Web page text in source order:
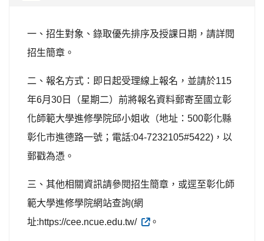
一、招生對象、錄取優先排序及授課日期，請詳閱
招生簡章。
二、報名方式：即日起受理線上報名，並請於115
年6月 30 日（星期二）前將報名資料郵寄至國立彰
化師範大學進修學院邱小姐收（地址： 500彰化縣
彰化市進德路一號；電話:04-7232105#5422) ，以
郵戳為憑。
三、其他相關資訊請參閱招生簡章，或逕至彰化師
範大學進修學院網站查詢(網
址:https://cee.ncue.edu.tw/ 。